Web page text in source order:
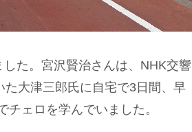
た。宮沢賢治さんは、NHK交響
大津三郎氏に自宅で3日間、早
ェロを学んでいました。